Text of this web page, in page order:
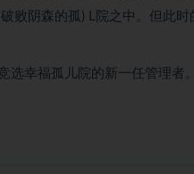
败阴森的孤) L院之中。但此
幸福孤儿院的新一任管理者